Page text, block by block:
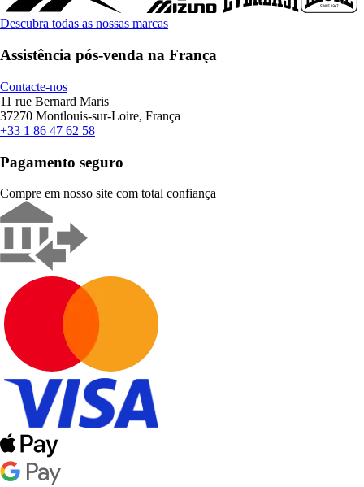
Descubra todas as nossas marcas
Assistência pós-venda na França
Contacte-nos
11 rue Bernard Maris
37270 Montlouis-sur-Loire, França
+33 1 86 47 62 58
Pagamento seguro
Compre em nosso site com total confiança